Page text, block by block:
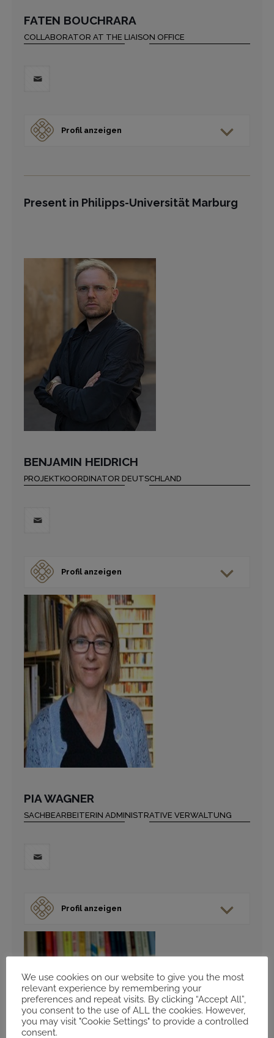
FATEN BOUCHRARA
COLLABORATOR AT THE LIAISON OFFICE
Profil anzeigen
Present in Philipps-Universität Marburg
BENJAMIN HEIDRICH
PROJEKTKOORDINATOR DEUTSCHLAND
Profil anzeigen
PIA WAGNER
SACHBEARBEITERIN ADMINISTRATIVE VERWALTUNG
Profil anzeigen
We use cookies on our website to give you the most
relevant experience by remembering your
preferences and repeat visits. By clicking “Accept All”,
you consent to the use of ALL the cookies. However,
you may visit "Cookie Settings" to provide a controlled
consent.